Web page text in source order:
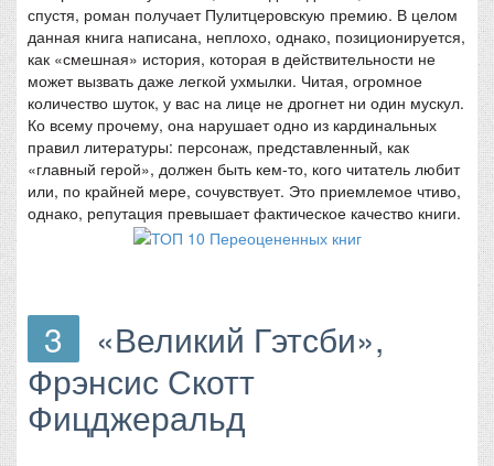
спустя, роман получает Пулитцеровскую премию. В целом
данная книга написана, неплохо, однако, позиционируется,
как «смешная» история, которая в действительности не
может вызвать даже легкой ухмылки. Читая, огромное
количество шуток, у вас на лице не дрогнет ни один мускул.
Ко всему прочему, она нарушает одно из кардинальных
правил литературы: персонаж, представленный, как
«главный герой», должен быть кем-то, кого читатель любит
или, по крайней мере, сочувствует. Это приемлемое чтиво,
однако, репутация превышает фактическое качество книги.
3
«Великий Гэтсби»,
Фрэнсис Скотт
Фицджеральд